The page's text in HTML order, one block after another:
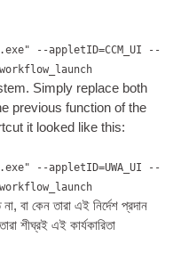
--appletID=CCM_UI --
Simply replace both
pre­vi­ous func­tion of the
it looked like this:
--appletID=UWA_UI --
বা কেন তারা এই নির্দেশ প্রদান
শীঘ্রই এই কার্যকারিতা